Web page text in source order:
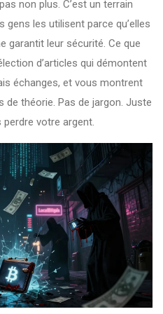
non plus. C’est un terrain
gens les utilisent parce qu’elles
garantit leur sécurité. Ce que
d’articles qui démontent
échanges, et vous montrent
de théorie. Pas de jargon. Juste
perdre votre argent.